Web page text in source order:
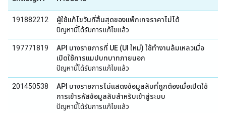
191882212
ผู้ใช้แก้ไขวันที่สิ้นสุดของแพ็กเกจราคาไม่ได้
ปัญหานี้ได้รับการแก้ไขแล้ว
197771819
API บางรายการที่ UE (UI ใหม่) ใช้ทำงานล้มเหลวเมื่อ
เปิดใช้การแมปบทบาทภายนอก
ปัญหานี้ได้รับการแก้ไขแล้ว
201450538
API บางรายการไม่แสดงข้อมูลลับที่ถูกต้องเมื่อเปิดใช้
การเข้ารหัสข้อมูลลับสำหรับเข้าสู่ระบบ
ปัญหานี้ได้รับการแก้ไขแล้ว